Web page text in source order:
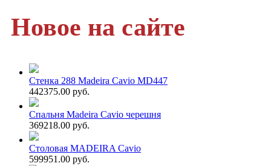
Новое на сайте
Стенка 288 Madeira Cavio MD447
442375.00 руб.
Спальня Madeira Cavio черешня
369218.00 руб.
Столовая MADEIRA Cavio
599951.00 руб.